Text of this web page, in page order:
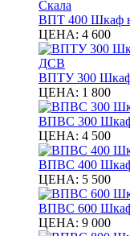
ВПТ 400 Шкаф
ЦЕНА: 4 600
ВПТУ 300 Шкаф
ЦЕНА: 1 800
ВПВС 300 Шкаф
ЦЕНА: 4 500
ВПВС 400 Шкаф
ЦЕНА: 5 500
ВПВС 600 Шкаф
ЦЕНА: 9 000